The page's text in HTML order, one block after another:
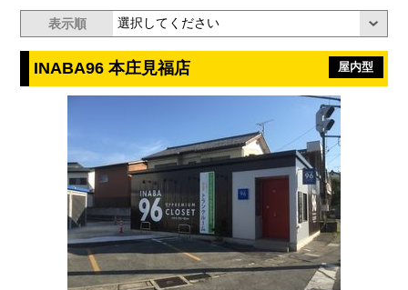
表示順
INABA96 本庄見福店 屋内型